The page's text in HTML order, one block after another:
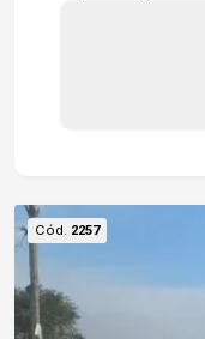
Cód. 2257